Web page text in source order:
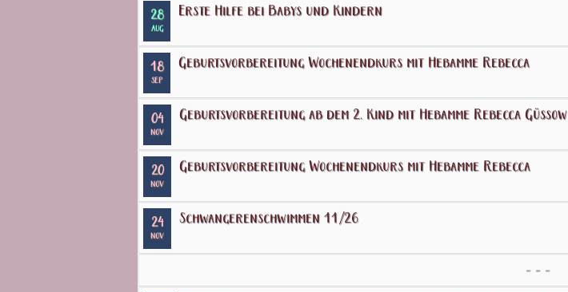
28
AUG
Erste Hilfe bei Babys und Kindern
18
SEP
Geburtsvorbereitung Wochenendkurs mit Hebamme Rebecca
04
NOV
Geburtsvorbereitung ab dem 2. Kind mit Hebamme Rebecca Güssow
20
NOV
Geburtsvorbereitung Wochenendkurs mit Hebamme Rebecca
24
NOV
Schwangerenschwimmen 11/26
- - -